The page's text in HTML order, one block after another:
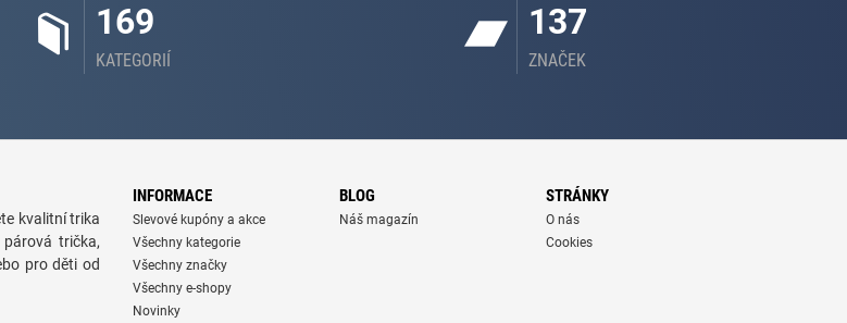
169
KATEGORIÍ
137
ZNAČEK
kvalitní trika
trička,
pro děti od
INFORMACE
Slevové kupóny a akce
Všechny kategorie
Všechny značky
Všechny e-shopy
Novinky
BLOG
Náš magazín
STRÁNKY
O nás
Cookies